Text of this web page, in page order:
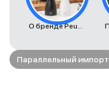
О бренде Peugeot
Параллельный импорт